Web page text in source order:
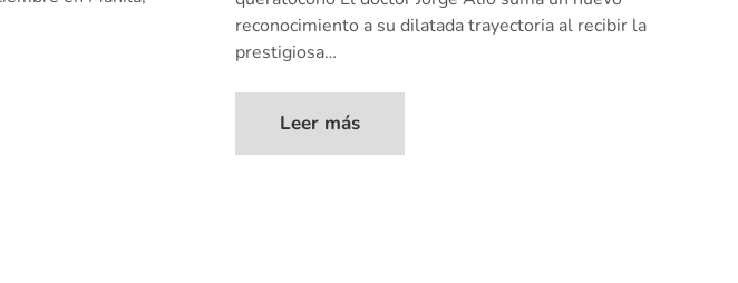
reconocimiento a su dilatada trayectoria al recibir la
prestigiosa…
Leer más